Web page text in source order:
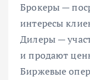
Брокеры —
интересы
Дилеры —
и продают
Биржевые